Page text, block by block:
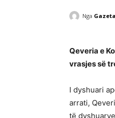
Nga
Qeveria e
vrasjes së
I dyshuari
arrati,
të